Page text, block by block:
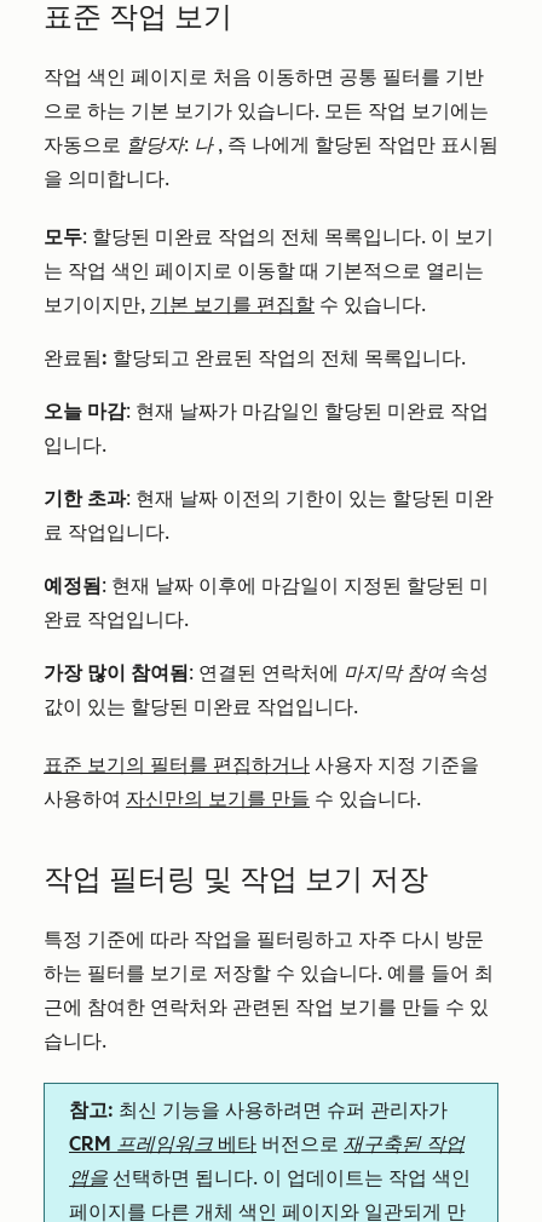
표준 작업 보기
작업 색인 페이지로 처음 이동하면 공통 필터를 기반
으로 하는 기본 보기가 있습니다. 모든 작업 보기에는
자동으로 할당자: 나 , 즉 나에게 할당된 작업만 표시됨
을 의미합니다.
모두: 할당된 미완료 작업의 전체 목록입니다. 이 보기
는 작업 색인 페이지로 이동할 때 기본적으로 열리는
보기이지만, 기본 보기를 편집할 수 있습니다.
완료됨: 할당되고 완료된 작업의 전체 목록입니다.
오늘 마감: 현재 날짜가 마감일인 할당된 미완료 작업
입니다.
기한 초과: 현재 날짜 이전의 기한이 있는 할당된 미완
료 작업입니다.
예정됨: 현재 날짜 이후에 마감일이 지정된 할당된 미
완료 작업입니다.
가장 많이 참여됨: 연결된 연락처에 마지막 참여속성
값이 있는 할당된 미완료 작업입니다.
표준 보기의 필터를 편집하거나 사용자 지정 기준을
사용하여 자신만의 보기를 만들 수 있습니다.
작업 필터링 및 작업 보기 저장
특정 기준에 따라 작업을 필터링하고 자주 다시 방문
하는 필터를 보기로 저장할 수 있습니다. 예를 들어 최
근에 참여한 연락처와 관련된 작업 보기를 만들 수 있
습니다.
참고: 최신 기능을 사용하려면 슈퍼 관리자가
CRM 프레임워크 베타 버전으로 재구축된 작업
앱을 선택하면 됩니다. 이 업데이트는 작업 색인
페이지를 다른 개체 색인 페이지와 일관되게 만